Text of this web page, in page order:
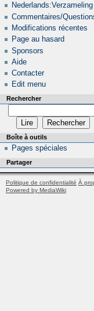
Nederlands:Verzameling
Commentaires/
Modifications récentes
Page au hasard
Sponsors
Aide
Contacter
Edit menu
Rechercher
Boîte à outils
Pages spéciales
Partager
Politique de confidentialité À
Powered by MediaWiki